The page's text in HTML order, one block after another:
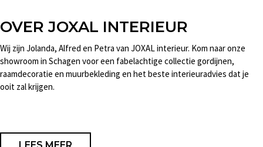
OVER JOXAL INTERIEUR
Wij zijn Jolanda, Alfred en Petra van JOXAL interieur. Kom naar onze
showroom in Schagen voor een fabelachtige collectie gordijnen,
raamdecoratie en muurbekleding en het beste interieuradvies dat je
ooit zal krijgen.
LEES MEER